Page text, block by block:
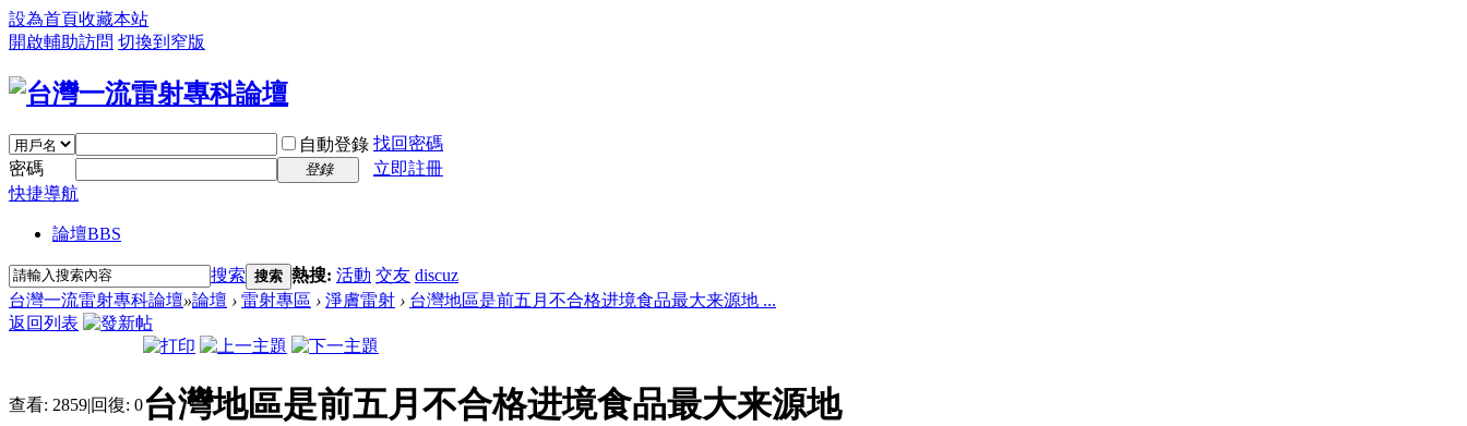
設為首頁收藏本站
開啟輔助訪問 切換到窄版
自動登錄 找回密碼
密碼
登錄
立即註冊
快捷導航
論壇BBS
搜索 搜索 熱搜: 活動 交友 discuz
台灣一流雷射專科論壇»論壇 › 雷射專區 › 淨膚雷射 › 台灣地區是前五月不合格进境食品最大来源地 ...
返回列表
查看: 2859|回復: 0台灣地區是前五月不合格进境食品最大来源地